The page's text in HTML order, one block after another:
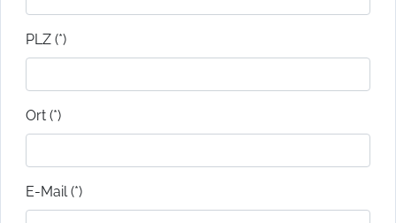
PLZ (*)
Ort (*)
E-Mail (*)